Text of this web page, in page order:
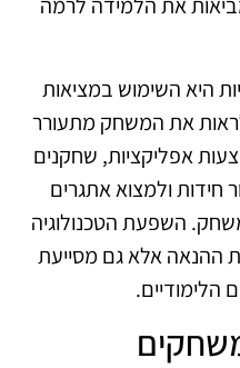
את הלמידה לרמה
היא השימוש במציאות
את המשחק מתעורר
אפליקציות, שחקנים
חידות ולמצוא אתגרים
השפעת הטכנולוגיה
ההנאה אלא גם מסייעת
הלימודיים.